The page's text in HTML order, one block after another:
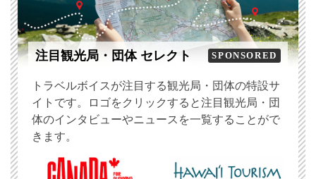
注目観光局・団体 セレクト SPONSORED
トラベルボイスが注目する観光局・団体の特設サ
イトです。ロゴをクリックすると注目観光局・団
体のインタビューやニュースを一覧することがで
きます。